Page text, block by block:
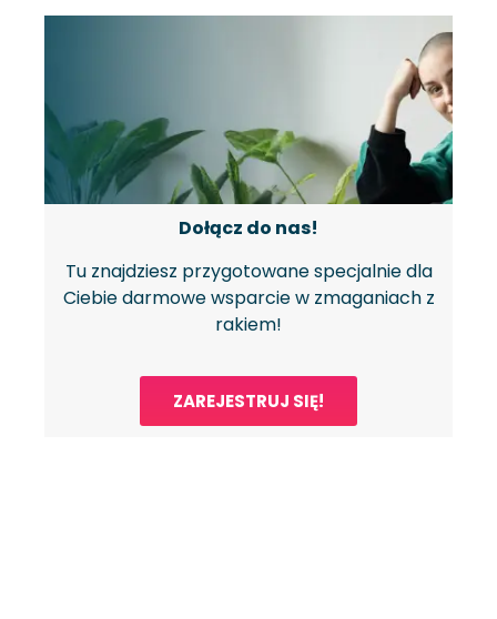
Dołącz do nas!
Tu znajdziesz przygotowane specjalnie dla
Ciebie darmowe wsparcie w zmaganiach z
rakiem!
ZAREJESTRUJ SIĘ!